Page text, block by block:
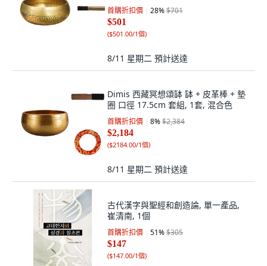
首購折扣價 28%$701
$501
($501.00/1個)
8/11 星期二 預計送達
Dimis 西藏冥想頌缽 缽 + 皮革棒 + 墊
圈 口徑 17.5cm 套組, 1套, 混合色
首購折扣價 8%$2,384
$2,184
($2184.00/1個)
8/11 星期二 預計送達
古代漢字與聖經和創造論, 單一產品,
崔清南, 1個
首購折扣價 51%$305
$147
($147.00/1個)